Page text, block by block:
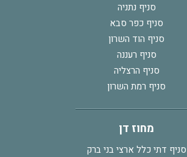
סניף נתניה
סניף כפר סבא
סניף הוד השרון
סניף רעננה
סניף הרצליה
סניף רמת השרון
מחוז דן
סניף דתי כלל ארצי בני ברק